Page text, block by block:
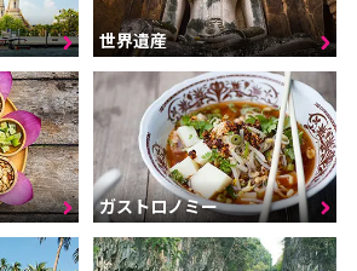
世界遺産
ガストロノミー